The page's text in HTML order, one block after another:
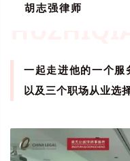
胡志强律师
一起走进他的一个服
以及三个职场从业选择